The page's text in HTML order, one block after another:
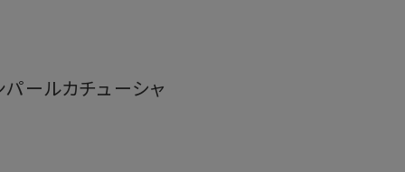
パールカチューシャ